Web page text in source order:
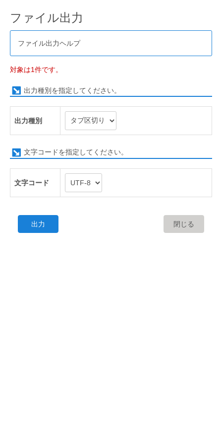
ファイル出力
ファイル出力ヘルプ
対象は1件です。
出力種別を指定してください。
出力種別
文字コードを指定してください。
文字コード